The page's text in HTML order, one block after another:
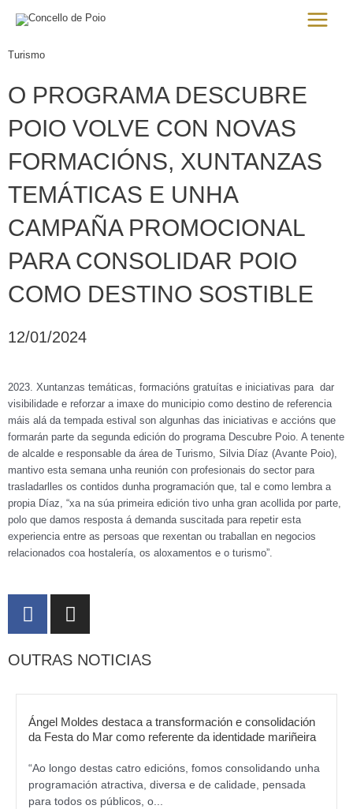
Main
Turismo
O PROGRAMA DESCUBRE
POIO VOLVE CON NOVAS
FORMACIÓNS, XUNTANZAS
TEMÁTICAS E UNHA
CAMPAÑA PROMOCIONAL
PARA CONSOLIDAR POIO
COMO DESTINO SOSTIBLE
12/01/2024
2023. Xuntanzas temáticas, formacións gratuítas e iniciativas para dar
visibilidade e reforzar a imaxe do municipio como destino de referencia
máis alá da tempada estival son algunhas das iniciativas e accións que
formarán parte da segunda edición do programa Descubre Poio. A tenente
de alcalde e responsable da área de Turismo, Silvia Díaz (Avante Poio),
mantivo esta semana unha reunión con profesionais do sector para
trasladarlles os contidos dunha programación que, tal e como lembra a
propia Díaz, “xa na súa primeira edición tivo unha gran acollida por parte,
polo que damos resposta á demanda suscitada para repetir esta
experiencia entre as persoas que rexentan ou traballan en negocios
relacionados coa hostalería, os aloxamentos e o turismo”.
F
a
e
o
o
k
I
n
t
g
r
a
m
OUTRAS NOTICIAS
Ángel Moldes destaca a transformación e consolidación
da Festa do Mar como referente da identidade mariñeira
“Ao longo destas catro edicións, fomos consolidando unha
programación atractiva, diversa e de calidade, pensada
para todos os públicos, o...